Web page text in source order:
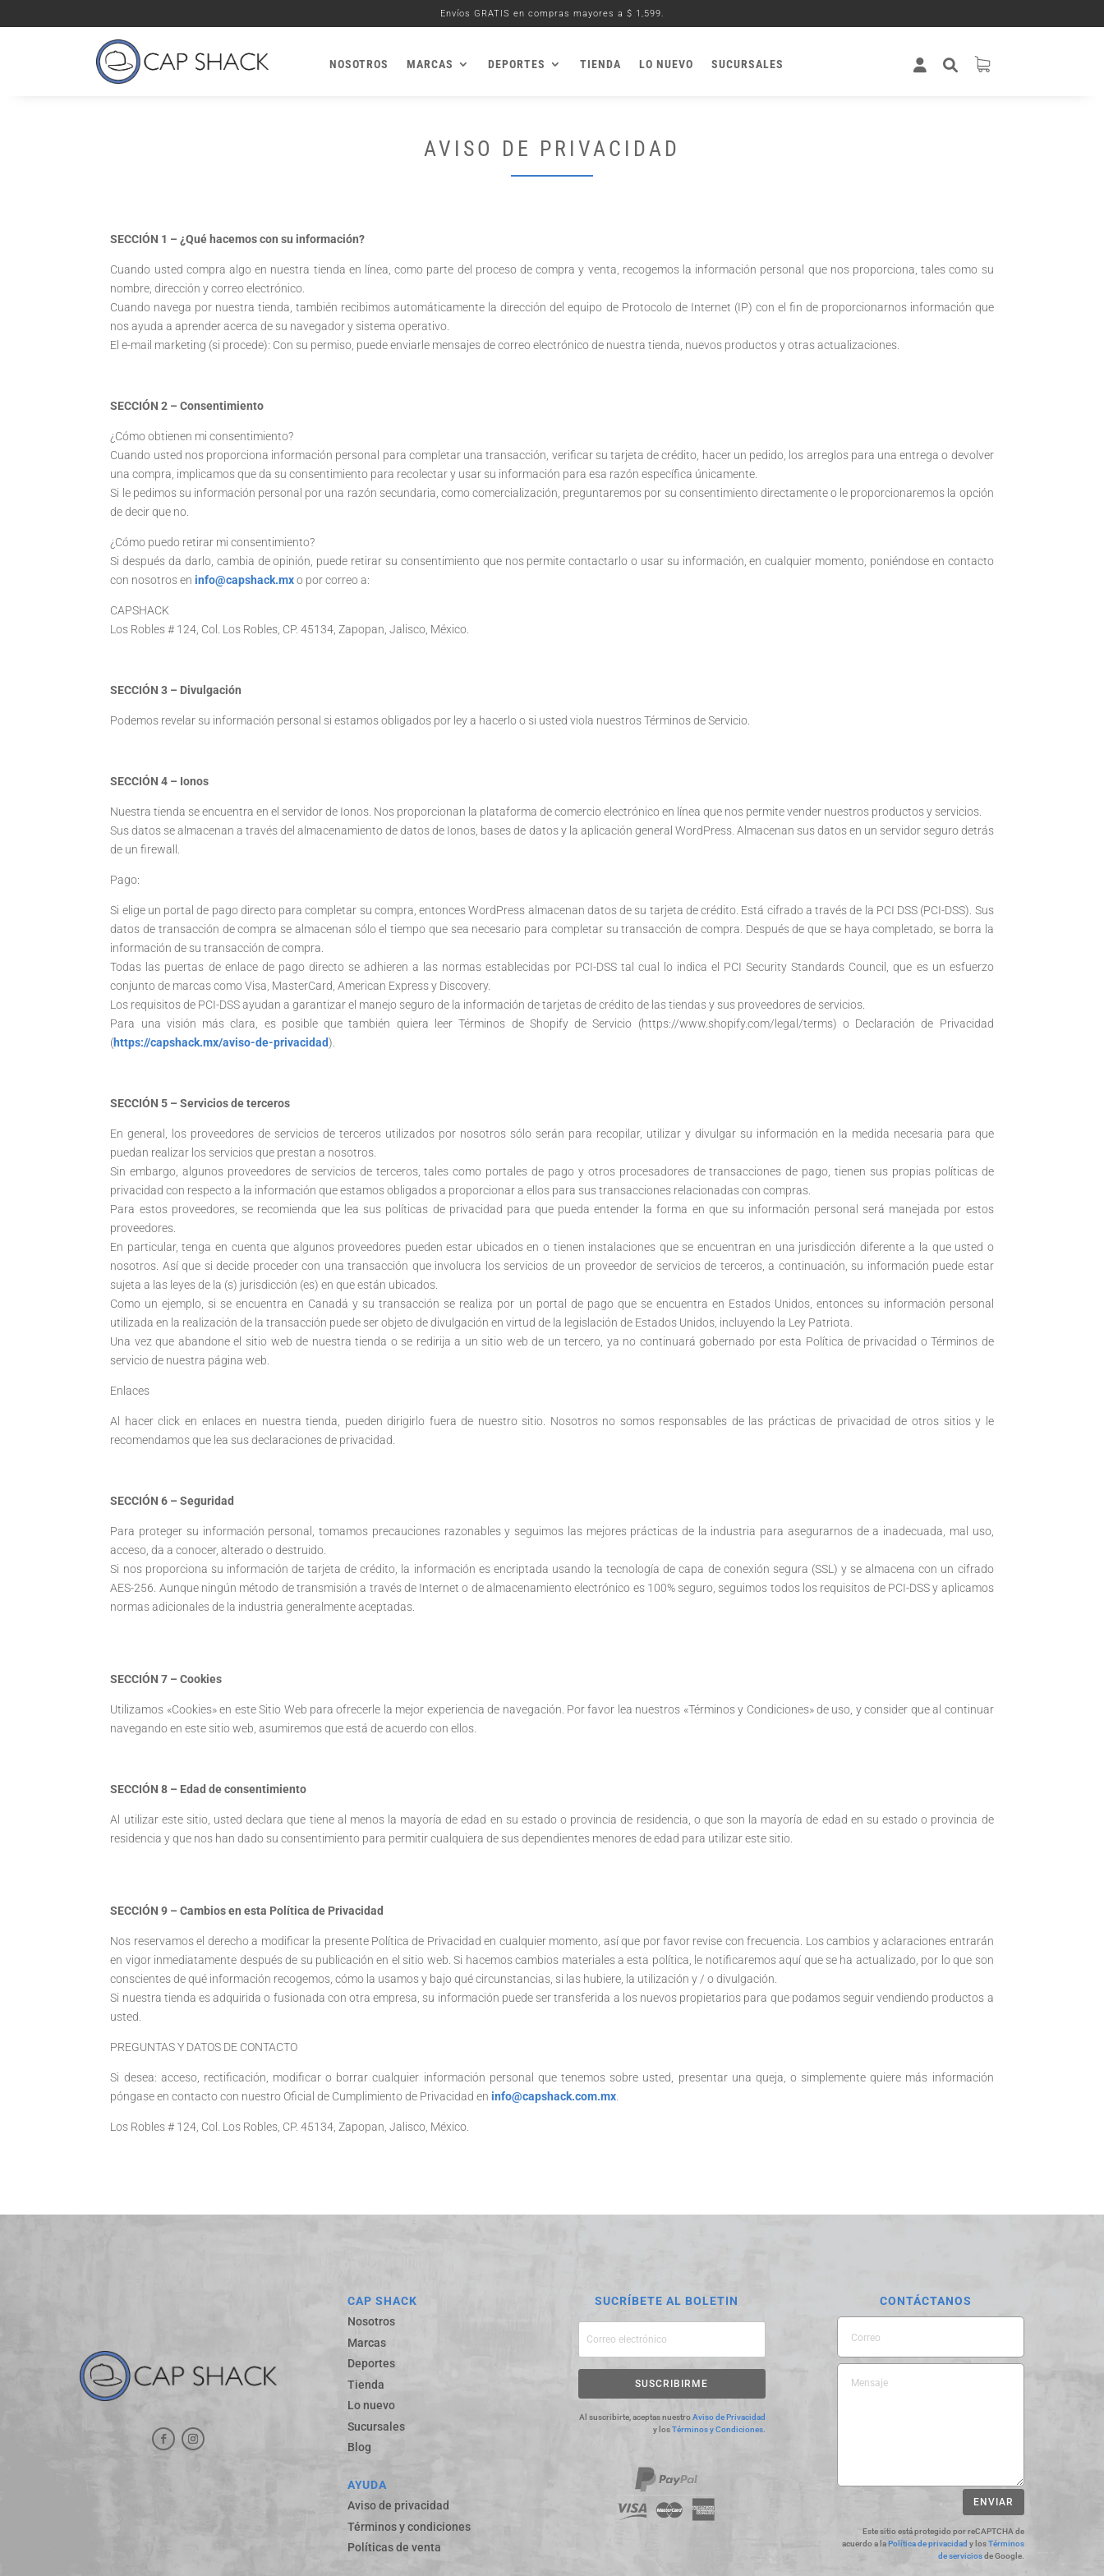
Envíos GRATIS en compras mayores a $ 1,599.
NOSOTROS MARCAS DEPORTES TIENDA LO NUEVO SUCURSALES
AVISO DE PRIVACIDAD
SECCIÓN 1 – ¿Qué hacemos con su información?
Cuando usted compra algo en nuestra tienda en línea, como parte del proceso de compra y venta, recogemos la información personal que nos proporciona, tales como su
nombre, dirección y correo electrónico.
Cuando navega por nuestra tienda, también recibimos automáticamente la dirección del equipo de Protocolo de Internet (IP) con el fin de proporcionarnos información que
nos ayuda a aprender acerca de su navegador y sistema operativo.
El e-mail marketing (si procede): Con su permiso, puede enviarle mensajes de correo electrónico de nuestra tienda, nuevos productos y otras actualizaciones.
SECCIÓN 2 – Consentimiento
¿Cómo obtienen mi consentimiento?
Cuando usted nos proporciona información personal para completar una transacción, verificar su tarjeta de crédito, hacer un pedido, los arreglos para una entrega o devolver
una compra, implicamos que da su consentimiento para recolectar y usar su información para esa razón específica únicamente.
Si le pedimos su información personal por una razón secundaria, como comercialización, preguntaremos por su consentimiento directamente o le proporcionaremos la opción
de decir que no.
¿Cómo puedo retirar mi consentimiento?
Si después da darlo, cambia de opinión, puede retirar su consentimiento que nos permite contactarlo o usar su información, en cualquier momento, poniéndose en contacto
con nosotros eninfo@capshack.mxo por correo a:
CAPSHACK
Los Robles # 124, Col. Los Robles, CP. 45134, Zapopan, Jalisco, México.
SECCIÓN 3 – Divulgación
Podemos revelar su información personal si estamos obligados por ley a hacerlo o si usted viola nuestros Términos de Servicio.
SECCIÓN 4 – Ionos
Nuestra tienda se encuentra en el servidor de Ionos. Nos proporcionan la plataforma de comercio electrónico en línea que nos permite vender nuestros productos y servicios.
Sus datos se almacenan a través del almacenamiento de datos de Ionos, bases de datos y la aplicación general WordPress. Almacenan sus datos en un servidor seguro detrás
de un firewall.
Pago:
Si elige un portal de pago directo para completar su compra, entonces WordPress almacenan datos de su tarjeta de crédito. Está cifrado a través de la PCI DSS (PCI-DSS). Sus
datos de transacción de compra se almacenan sólo el tiempo que sea necesario para completar su transacción de compra. Después de que se haya completado, se borra la
información de su transacción de compra.
Todas las puertas de enlace de pago directo se adhieren a las normas establecidas por PCI-DSS tal cual lo indica el PCI Security Standards Council, que es un esfuerzo
conjunto de marcas como Visa, MasterCard, American Express y Discovery.
Los requisitos de PCI-DSS ayudan a garantizar el manejo seguro de la información de tarjetas de crédito de las tiendas y sus proveedores de servicios.
Para una visión más clara, es posible que también quiera leer Términos de Shopify de Servicio (https://www.shopify.com/legal/terms) o Declaración de Privacidad
(https://capshack.mx/aviso-de-privacidad).
SECCIÓN 5 – Servicios de terceros
En general, los proveedores de servicios de terceros utilizados por nosotros sólo serán para recopilar, utilizar y divulgar su información en la medida necesaria para que
puedan realizar los servicios que prestan a nosotros.
Sin embargo, algunos proveedores de servicios de terceros, tales como portales de pago y otros procesadores de transacciones de pago, tienen sus propias políticas de
privacidad con respecto a la información que estamos obligados a proporcionar a ellos para sus transacciones relacionadas con compras.
Para estos proveedores, se recomienda que lea sus políticas de privacidad para que pueda entender la forma en que su información personal será manejada por estos
proveedores.
En particular, tenga en cuenta que algunos proveedores pueden estar ubicados en o tienen instalaciones que se encuentran en una jurisdicción diferente a la que usted o
nosotros. Así que si decide proceder con una transacción que involucra los servicios de un proveedor de servicios de terceros, a continuación, su información puede estar
sujeta a las leyes de la (s) jurisdicción (es) en que están ubicados.
Como un ejemplo, si se encuentra en Canadá y su transacción se realiza por un portal de pago que se encuentra en Estados Unidos, entonces su información personal
utilizada en la realización de la transacción puede ser objeto de divulgación en virtud de la legislación de Estados Unidos, incluyendo la Ley Patriota.
Una vez que abandone el sitio web de nuestra tienda o se redirija a un sitio web de un tercero, ya no continuará gobernado por esta Política de privacidad o Términos de
servicio de nuestra página web.
Enlaces
Al hacer click en enlaces en nuestra tienda, pueden dirigirlo fuera de nuestro sitio. Nosotros no somos responsables de las prácticas de privacidad de otros sitios y le
recomendamos que lea sus declaraciones de privacidad.
SECCIÓN 6 – Seguridad
Para proteger su información personal, tomamos precauciones razonables y seguimos las mejores prácticas de la industria para asegurarnos de a inadecuada, mal uso,
acceso, da a conocer, alterado o destruido.
Si nos proporciona su información de tarjeta de crédito, la información es encriptada usando la tecnología de capa de conexión segura (SSL) y se almacena con un cifrado
AES-256. Aunque ningún método de transmisión a través de Internet o de almacenamiento electrónico es 100% seguro, seguimos todos los requisitos de PCI-DSS y aplicamos
normas adicionales de la industria generalmente aceptadas.
SECCIÓN 7 – Cookies
Utilizamos «Cookies» en este Sitio Web para ofrecerle la mejor experiencia de navegación. Por favor lea nuestros «Términos y Condiciones» de uso, y consider que al continuar
navegando en este sitio web, asumiremos que está de acuerdo con ellos.
SECCIÓN 8 – Edad de consentimiento
Al utilizar este sitio, usted declara que tiene al menos la mayoría de edad en su estado o provincia de residencia, o que son la mayoría de edad en su estado o provincia de
residencia y que nos han dado su consentimiento para permitir cualquiera de sus dependientes menores de edad para utilizar este sitio.
SECCIÓN 9 – Cambios en esta Política de Privacidad
Nos reservamos el derecho a modificar la presente Política de Privacidad en cualquier momento, así que por favor revise con frecuencia. Los cambios y aclaraciones entrarán
en vigor inmediatamente después de su publicación en el sitio web. Si hacemos cambios materiales a esta política, le notificaremos aquí que se ha actualizado, por lo que son
conscientes de qué información recogemos, cómo la usamos y bajo qué circunstancias, si las hubiere, la utilización y / o divulgación.
Si nuestra tienda es adquirida o fusionada con otra empresa, su información puede ser transferida a los nuevos propietarios para que podamos seguir vendiendo productos a
usted.
PREGUNTAS Y DATOS DE CONTACTO
Si desea: acceso, rectificación, modificar o borrar cualquier información personal que tenemos sobre usted, presentar una queja, o simplemente quiere más información
póngase en contacto con nuestro Oficial de Cumplimiento de Privacidad eninfo@capshack.com.mx
Los Robles # 124, Col. Los Robles, CP. 45134, Zapopan, Jalisco, México.
CAP SHACK
Nosotros
Marcas
Deportes
Tienda
Lo nuevo
Sucursales
Blog
AYUDA
Aviso de privacidad
Términos y condiciones
Políticas de venta
SUCRÍBETE AL BOLETIN
SUSCRIBIRME
Al suscribirte, aceptas nuestroAviso de Privacidad
y losTérminos y Condiciones.
CONTÁCTANOS
ENVIAR
Este sitio está protegido por reCAPTCHA de
acuerdo a laPolítica de privacidad y losTérminos
de serviciosde Google.